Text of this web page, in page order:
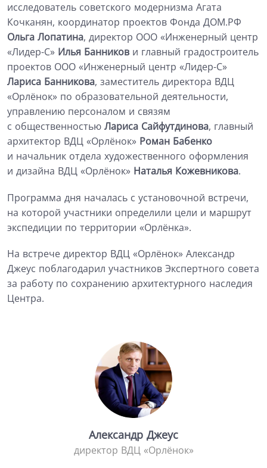
исследователь советского модернизма Агата
Кочканян, координатор проектов Фонда ДОМ.РФ
Ольга Лопатина, директор ООО «Инженерный центр
«Лидер-С» Илья Банников и главный градостроитель
проектов ООО «Инженерный центр «Лидер-С»
Лариса Банникова, заместитель директора ВДЦ
«Орлёнок» по образовательной деятельности,
управлению персоналом и связям
с общественностью Лариса Сайфутдинова, главный
архитектор ВДЦ «Орлёнок» Роман Бабенко
и начальник отдела художественного оформления
и дизайна ВДЦ «Орлёнок» Наталья Кожевникова.
Программа дня началась с установочной встречи,
на которой участники определили цели и маршрут
экспедиции по территории «Орлёнка».
На встрече директор ВДЦ «Орлёнок» Александр
Джеус поблагодарил участников Экспертного совета
за работу по сохранению архитектурного наследия
Центра.
Александр Джеус
директор ВДЦ «Орлёнок»